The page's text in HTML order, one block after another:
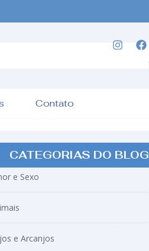
Contato
CATEGORIAS DO BLOG
e Sexo
e Arcanjos